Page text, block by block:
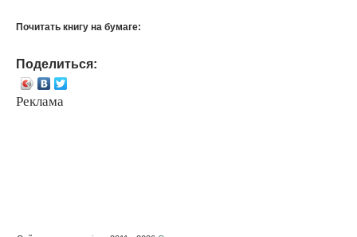
Почитать книгу на бумаге:
Поделиться:
Реклама